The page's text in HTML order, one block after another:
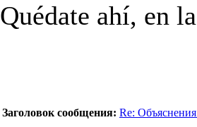
Quédate ahí, en
Заголовок сообщения: Re: